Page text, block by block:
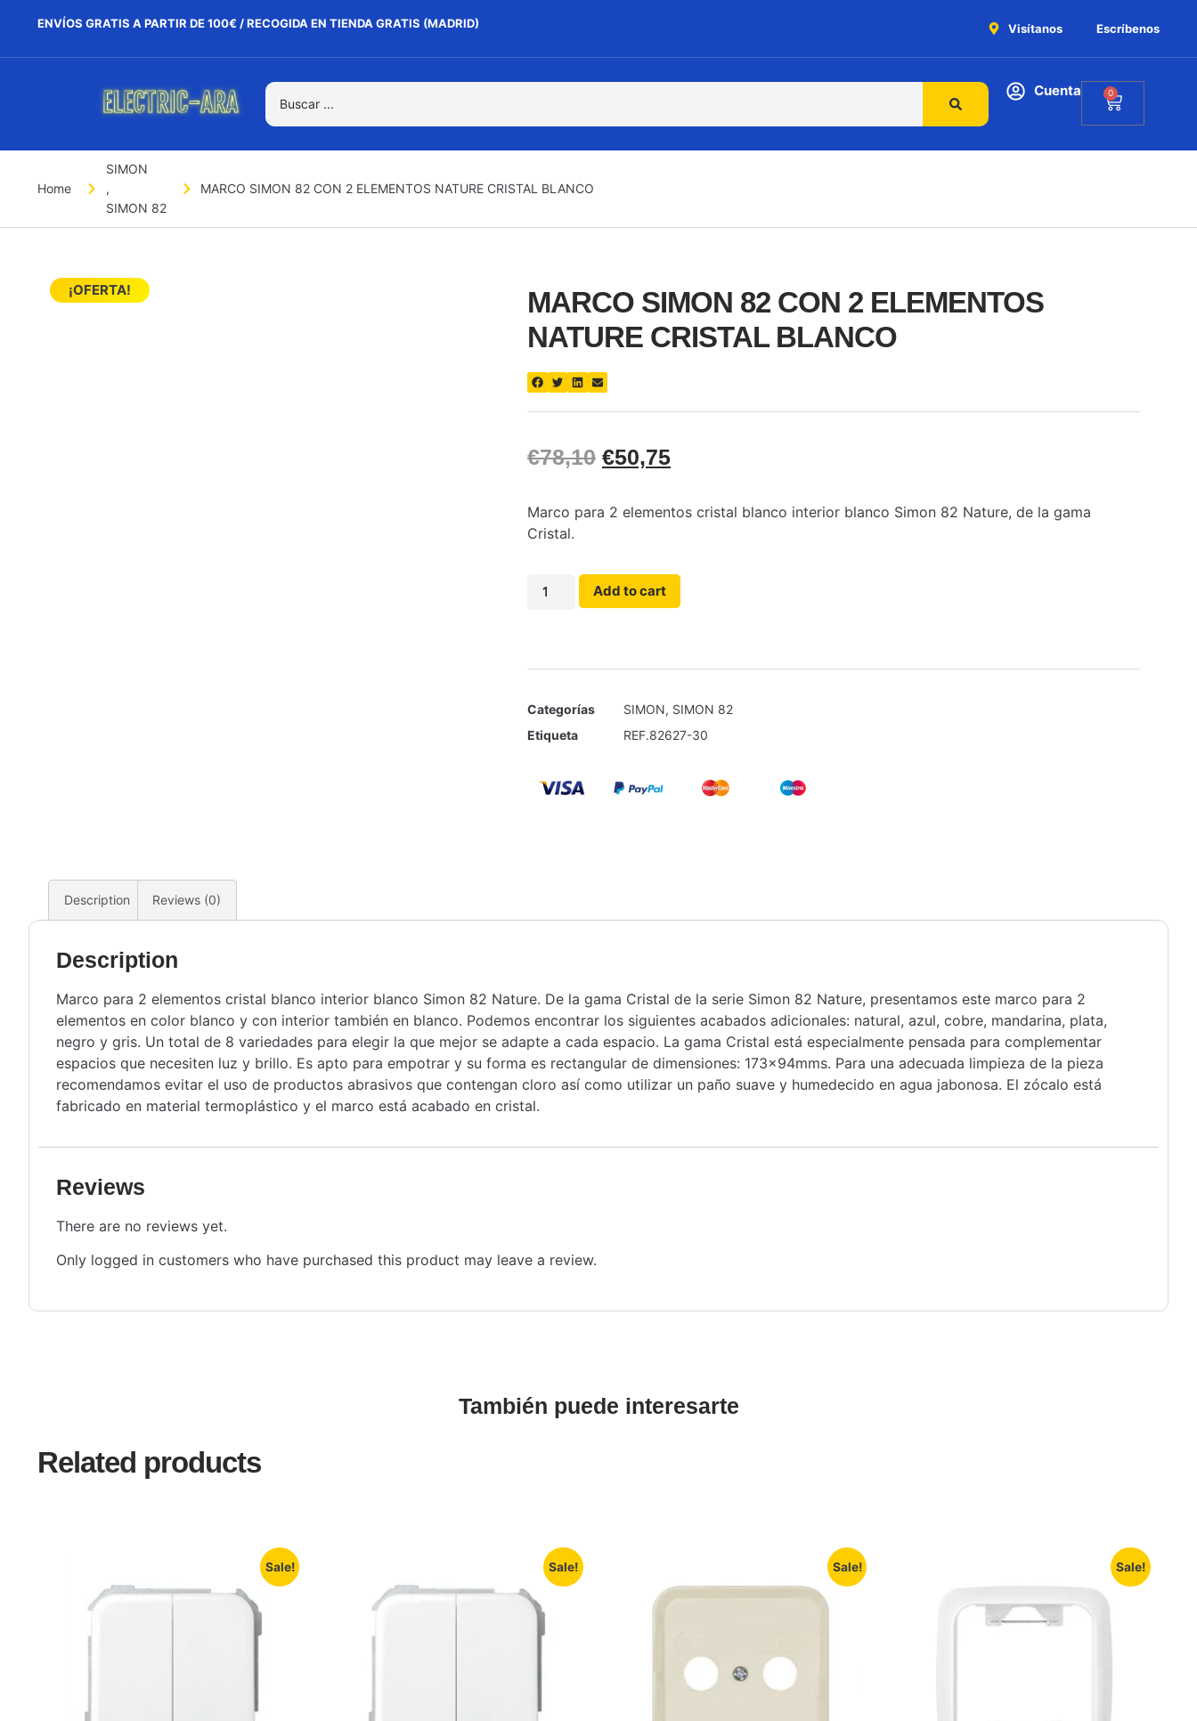
ENVÍOS GRATIS A PARTIR DE 100€ / RECOGIDA EN TIENDA GRATIS (MADRID) Visítanos Escríbenos
Cuenta 0
Home
SIMON
,
SIMON 82
MARCO SIMON 82 CON 2 ELEMENTOS NATURE CRISTAL BLANCO
¡OFERTA!
MARCO SIMON 82 CON 2 ELEMENTOS
NATURE CRISTAL BLANCO
€78,10 €50,75
Marco para 2 elementos cristal blanco interior blanco Simon 82 Nature, de la gama
Cristal.
Add to cart
Categorías SIMON, SIMON 82
Etiqueta
REF.82627-30
Description Reviews (0)
Description
Marco para 2 elementos cristal blanco interior blanco Simon 82 Nature. De la gama Cristal de la serie Simon 82 Nature, presentamos este marco para 2
elementos en color blanco y con interior también en blanco. Podemos encontrar los siguientes acabados adicionales: natural, azul, cobre, mandarina, plata,
negro y gris. Un total de 8 variedades para elegir la que mejor se adapte a cada espacio. La gama Cristal está especialmente pensada para complementar
espacios que necesiten luz y brillo. Es apto para empotrar y su forma es rectangular de dimensiones: 173x94mms. Para una adecuada limpieza de la pieza
recomendamos evitar el uso de productos abrasivos que contengan cloro así como utilizar un paño suave y humedecido en agua jabonosa. El zócalo está
fabricado en material termoplástico y el marco está acabado en cristal.
Reviews
There are no reviews yet.
Only logged in customers who have purchased this product may leave a review.
También puede interesarte
Related products
Sale! Sale! Sale! Sale!